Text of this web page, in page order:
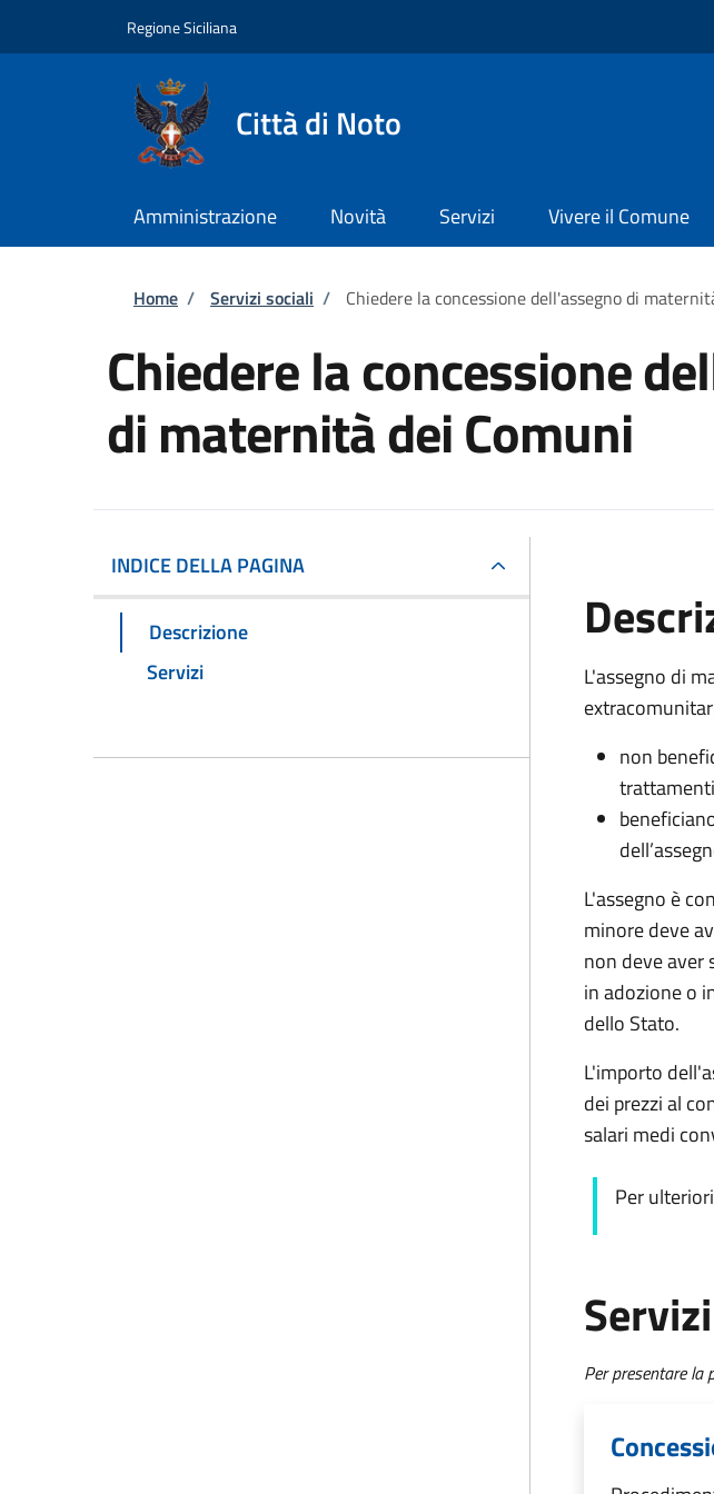
Regione Siciliana
Città di Noto
Amministrazione Novità Servizi Vivere il Comune
Briciole di pane
Home / Servizi sociali / Chiedere la concessione dell'assegno di
Chiedere la concessione
di maternità dei Comuni
INDICE DELLA PAGINA
Descrizione
Servizi
L'assegno di
non
L'assegno è
minore deve
non deve aver
in adozione o
dello Stato.
L'importo
dei prezzi al
salari medi
Per
Servizi
Per presentare la